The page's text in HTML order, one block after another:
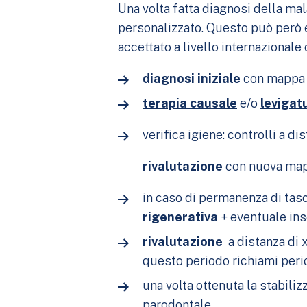
Una volta fatta diagnosi della
personalizzato. Questo può
accettato a livello
diagnosi iniziale con
terapia causale e/o
verifica igiene: controlli a
rivalutazione con nuova
in caso di permanenza di
rigenerativa + eventuale
rivalutazione a distanza di
questo periodo richiami
una volta ottenuta la